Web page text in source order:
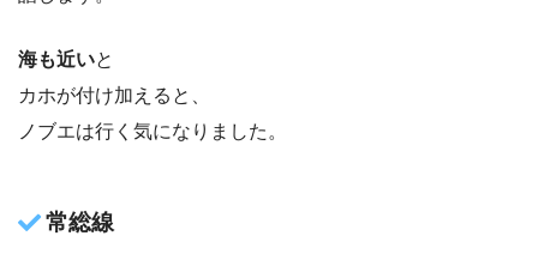
海も近いと
カホが付け加えると、
ノブエは行く気になりました。
常総線